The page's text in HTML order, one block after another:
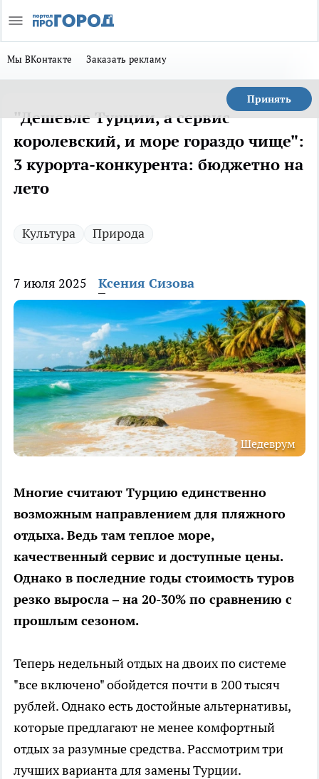
Мы ВКонтакте Заказать рекламу
Принять
"Дешевле Турции, а сервис
королевский, и море гораздо чище":
3 курорта-конкурента: бюджетно на
лето
Культура Природа
7 июля 2025 Ксения Сизова
Шедеврум
Многие считают Турцию единственно
возможным направлением для пляжного
отдыха. Ведь там теплое море,
качественный сервис и доступные цены.
Однако в последние годы стоимость туров
резко выросла – на 20-30% по сравнению с
прошлым сезоном.
Теперь недельный отдых на двоих по системе
"все включено" обойдется почти в 200 тысяч
рублей. Однако есть достойные альтернативы,
которые предлагают не менее комфортный
отдых за разумные средства. Рассмотрим три
лучших варианта для замены Турции.